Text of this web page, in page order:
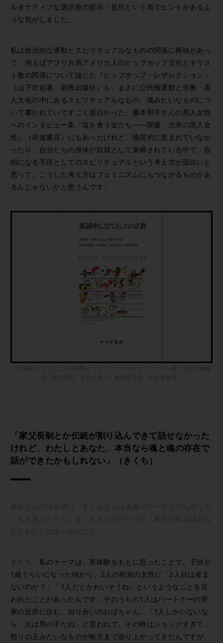
ルタナティブな選択肢の提示・反抗という面でヒントがあるよ
うな気がしました。
私は政治的な運動とスピリチュアルなものの関係に興味があっ
て、例えばアフリカ系アメリカ人のヒップホップ文化とキリス
ト教の関係について論じた『ヒップホップ・レザレクション』
（山下壮起著、新教出版社）も、まさに公民権運動と宗教・黒
人文化の中にあるスピリチュアルなもの、魂みたいなものにつ
いて書かれていてすごく面白かった。藤本和子さんの黒人女性
へのインタビュー集『塩を食う女たち――聞書・北米の黒人女
性』（岩波書店）にもあったけれど、物質的に恵まれていなか
ったり、自分たちの身体が奴隷として束縛されている中で、自
由になる手段としてのスピリチュアルという考え方が面白いと
思って。こうした考え方はフェミニズムにもつながるものがあ
るんじゃないかと思うんです。
「家父長制とか伝統が割り込んできて話せなかった
けれど、わたしとあなた、本当なら魂と魂の存在で
話ができたかもしれない」（きくち）
きくち： 私のテーマは、実体験をもとに思ったことで。子供が
1歳ぐらいになった頃から、2人の初老の女性に「2人目は産ま
ないのか？」「1人だとかわいそうね」というようなことを言
われたことがあったんです。そのうちの1人はパートナーの実
家の近所に住む、知り合いのおばちゃん。「1人しかいないな
ら、次は男の子だね」と言われて。その時はショックすぎて、
怒りの玉みたいなものが喉元まで迫り上がってきたんですが、